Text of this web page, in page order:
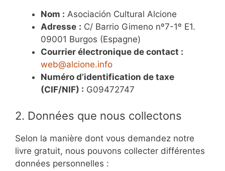
Nom : Asociación Cultural Alcione
Adresse : C/ Barrio Gimeno nº7-1º E1.
09001 Burgos (Espagne)
Courrier électronique de contact :
web@alcione.info
Numéro d’identification de taxe
(CIF/NIF) : G09472747
2. Données que nous collectons
Selon la manière dont vous demandez notre
livre gratuit, nous pouvons collecter différentes
données personnelles :